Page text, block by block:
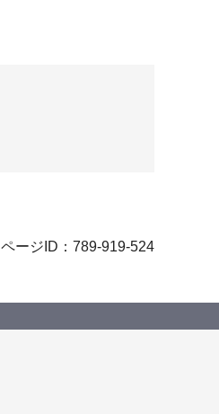
ページID：789-919-524